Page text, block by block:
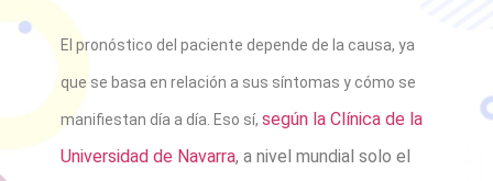
El pronóstico del paciente depende de la causa, ya
que se basa en relación a sus síntomas y cómo se
manifiestan día a día. Eso sí, según la Clínica de la
Universidad de Navarra, a nivel mundial solo el